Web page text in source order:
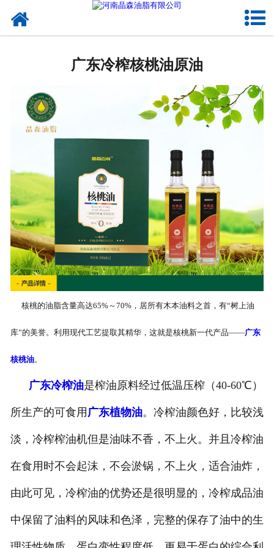
广东来料代工
广东冷榨核桃油原油
核桃的油脂含量高达65%～70%，居所有木本油料之首，有“树上油
库”的美誉。利用现代工艺提取其精华，这就是核桃新一代产品——广东
核桃油。
广东冷榨油是榨油原料经过低温压榨（40-60℃）
所生产的可食用 广东植物油。冷榨油颜色好，比较浅
淡，冷榨榨油机但是油味不香，不上火。并且冷榨油
在食用时不会起沫，不会淤锅，不上火，适合油炸，
由此可见，冷榨油的优势还是很明显的，冷榨成品油
中保留了油料的风味和色泽，完整的保存了油中的生